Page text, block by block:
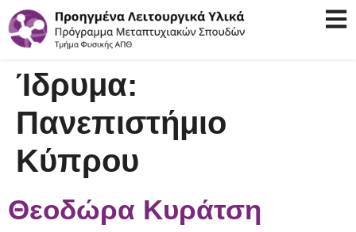
Ίδρυμα:
Πανεπιστήμιο
Κύπρου
Θεοδώρα Κυράτση